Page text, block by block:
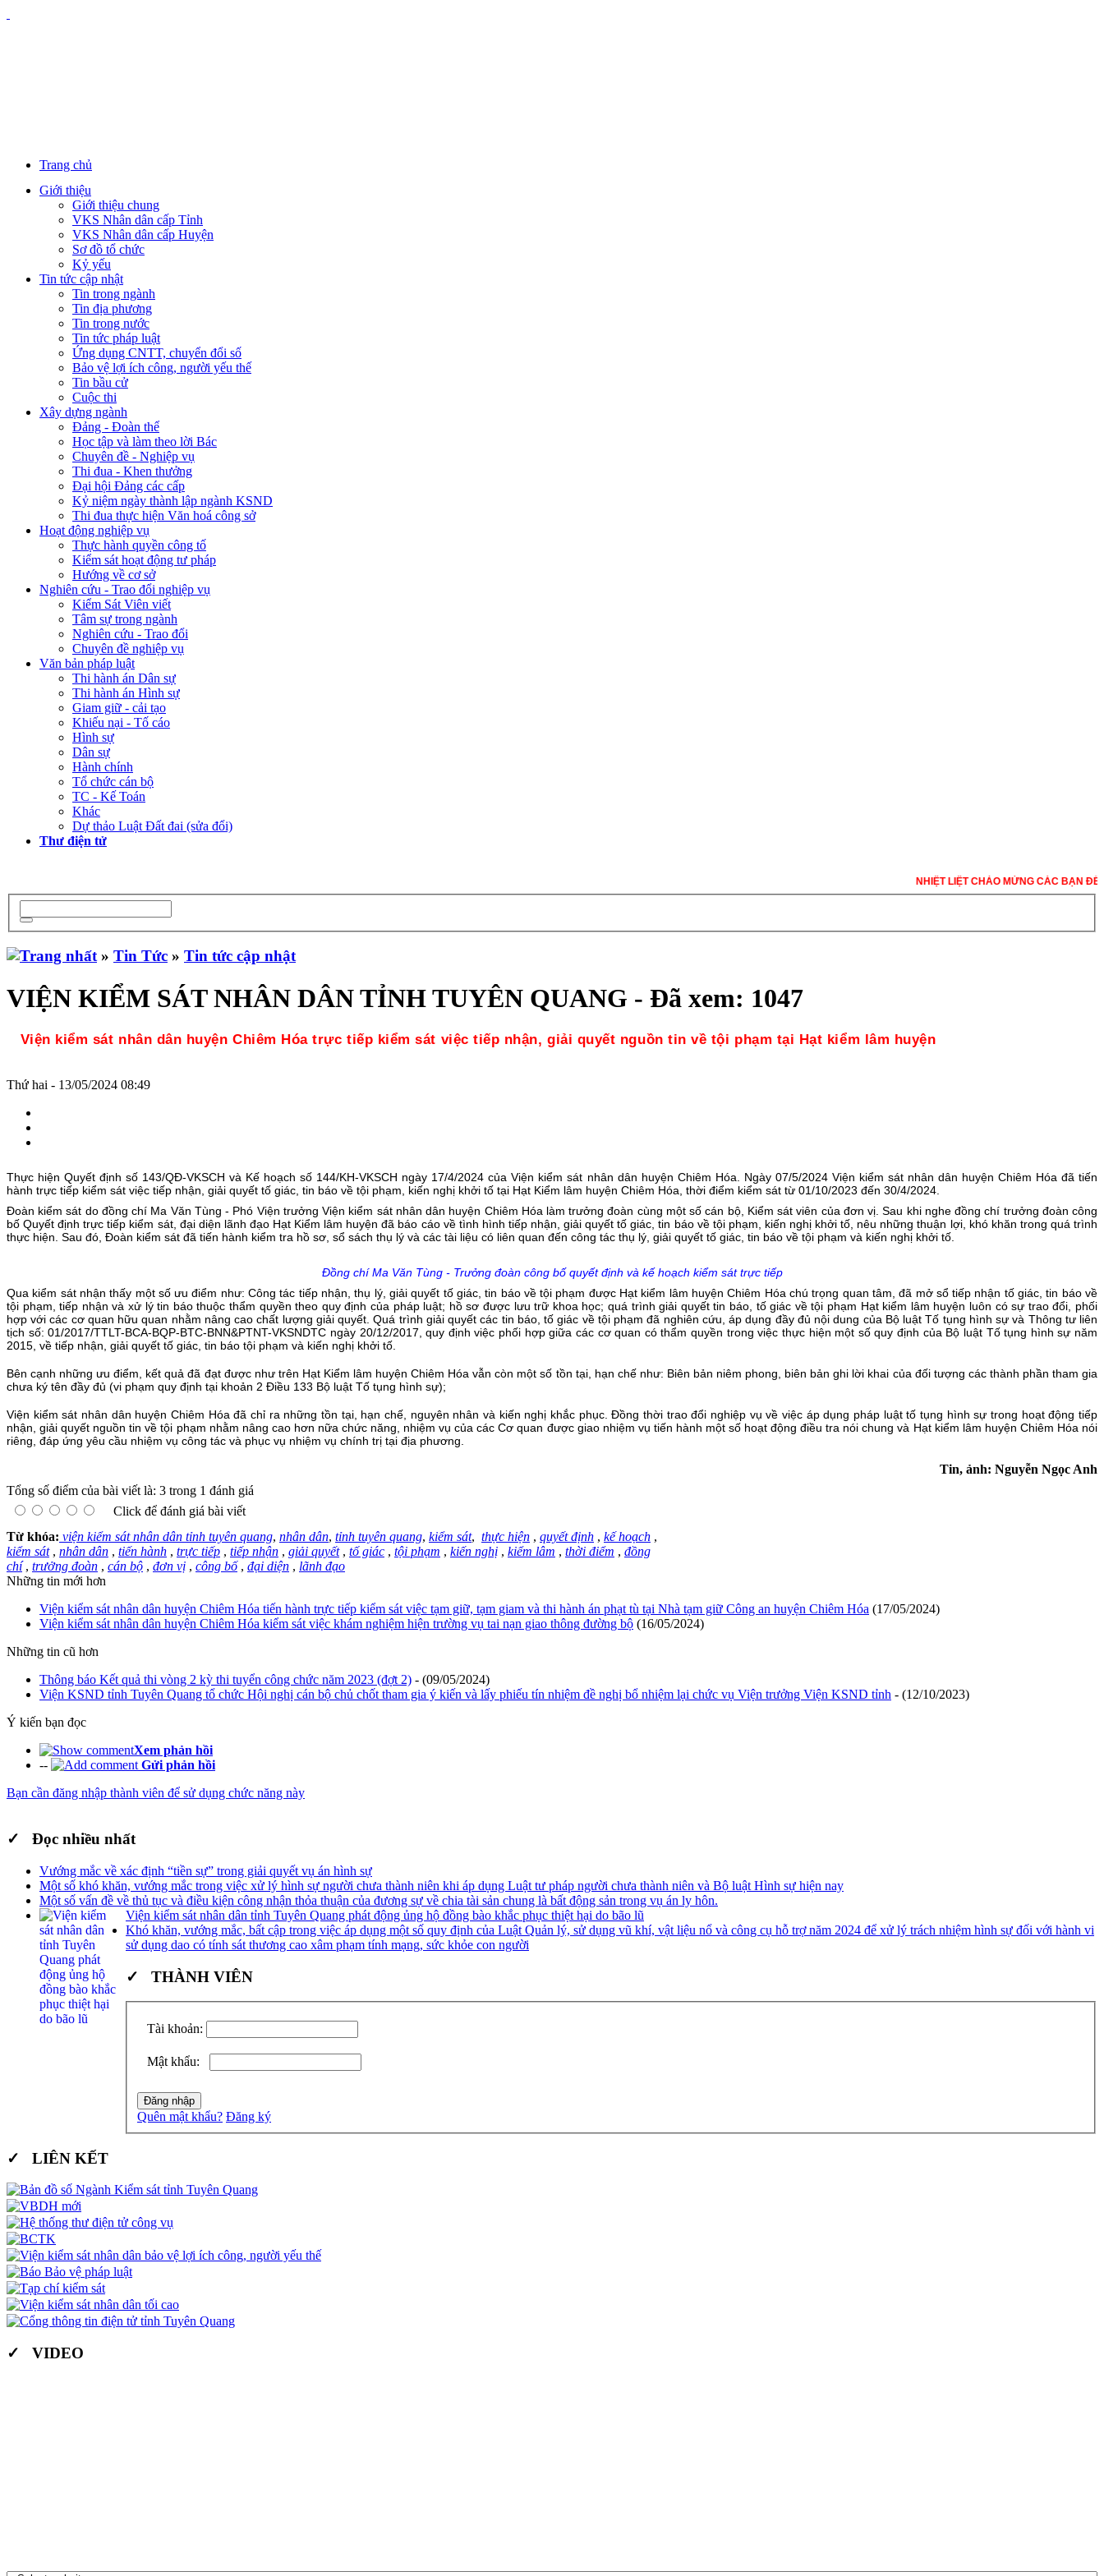
Trang chủ
Giới thiệu
Giới thiệu chung
VKS Nhân dân cấp Tỉnh
VKS Nhân dân cấp Huyện
Sơ đồ tổ chức
Kỷ yếu
Tin tức cập nhật
Tin trong ngành
Tin địa phương
Tin trong nước
Tin tức pháp luật
Ứng dụng CNTT, chuyển đổi số
Bảo vệ lợi ích công, người yếu thế
Tin bầu cử
Cuộc thi
Xây dựng ngành
Đảng - Đoàn thể
Học tập và làm theo lời Bác
Chuyên đề - Nghiệp vụ
Thi đua - Khen thưởng
Đại hội Đảng các cấp
Kỷ niệm ngày thành lập ngành KSND
Thi đua thực hiện Văn hoá công sở
Hoạt động nghiệp vụ
Thực hành quyền công tố
Kiểm sát hoạt động tư pháp
Hướng về cơ sở
Nghiên cứu - Trao đổi nghiệp vụ
Kiểm Sát Viên viết
Tâm sự trong ngành
Nghiên cứu - Trao đổi
Chuyên đề nghiệp vụ
Văn bản pháp luật
Thi hành án Dân sự
Thi hành án Hình sự
Giam giữ - cải tạo
Khiếu nại - Tố cáo
Hình sự
Dân sự
Hành chính
Tổ chức cán bộ
TC - Kế Toán
Khác
Dự thảo Luật Đất đai (sửa đổi)
Thư điện tử
NHIỆT LIỆT CHÀO MỪNG CÁC BẠN ĐẾN
» Tin Tức » Tin tức cập nhật
VIỆN KIỂM SÁT NHÂN DÂN TỈNH TUYÊN QUANG - Đã xem: 1047
Viện kiểm sát nhân dân huyện Chiêm Hóa trực tiếp kiểm sát việc tiếp nhận, giải quyết nguồn tin về tội phạm tại Hạt kiểm lâm huyện
Thứ hai - 13/05/2024 08:49
Thực hiện Quyết định số 143/QĐ-VKSCH và Kế hoạch số 144/KH-VKSCH ngày 17/4/2024 của Viện kiểm sát nhân dân huyện Chiêm Hóa. Ngày 07/5/2024 Viện kiểm sát nhân dân huyện Chiêm Hóa đã tiến
hành trực tiếp kiểm sát việc tiếp nhận, giải quyết tố giác, tin báo về tội phạm, kiến nghị khởi tố tại Hạt Kiểm lâm huyện Chiêm Hóa, thời điểm kiểm sát từ 01/10/2023 đến 30/4/2024.
Đoàn kiểm sát do đồng chí Ma Văn Tùng - Phó Viện trưởng Viện kiểm sát nhân dân huyện Chiêm Hóa làm trưởng đoàn cùng một số cán bộ, Kiểm sát viên của đơn vị. Sau khi nghe đồng chí trưởng đoàn công
bố Quyết định trực tiếp kiểm sát, đại diện lãnh đạo Hạt Kiểm lâm huyện đã báo cáo về tình hình tiếp nhận, giải quyết tố giác, tin báo về tội phạm, kiến nghị khởi tố, nêu những thuận lợi, khó khăn trong quá trình
thực hiện. Sau đó, Đoàn kiểm sát đã tiến hành kiểm tra hồ sơ, sổ sách thụ lý và các tài liệu có liên quan đến công tác thụ lý, giải quyết tố giác, tin báo về tội phạm và kiến nghị khởi tố.
Đồng chí Ma Văn Tùng - Trưởng đoàn công bố quyết định và kế hoạch kiểm sát trực tiếp
Qua kiểm sát nhận thấy một số ưu điểm như: Công tác tiếp nhận, thụ lý, giải quyết tố giác, tin báo về tội phạm được Hạt kiểm lâm huyện Chiêm Hóa chú trọng quan tâm, đã mở sổ tiếp nhận tố giác, tin báo về
tội phạm, tiếp nhận và xử lý tin báo thuộc thẩm quyền theo quy định của pháp luật; hồ sơ được lưu trữ khoa học; quá trình giải quyết tin báo, tố giác về tội phạm Hạt kiểm lâm huyện luôn có sự trao đổi, phối
hợp với các cơ quan hữu quan nhằm nâng cao chất lượng giải quyết. Quá trình giải quyết các tin báo, tố giác về tội phạm đã nghiên cứu, áp dụng đầy đủ nội dung của Bộ luật Tố tụng hình sự và Thông tư liên
tịch số: 01/2017/TTLT-BCA-BQP-BTC-BNN&PTNT-VKSNDTC ngày 20/12/2017, quy định việc phối hợp giữa các cơ quan có thẩm quyền trong việc thực hiện một số quy định của Bộ luật Tố tụng hình sự năm
2015, về tiếp nhận, giải quyết tố giác, tin báo tội phạm và kiến nghị khởi tố.
Bên cạnh những ưu điểm, kết quả đã đạt được như trên Hạt Kiểm lâm huyện Chiêm Hóa vẫn còn một số tồn tại, hạn chế như: Biên bản niêm phong, biên bản ghi lời khai của đối tượng các thành phần tham gia
chưa ký tên đầy đủ (vi phạm quy định tại khoản 2 Điều 133 Bộ luật Tố tụng hình sự);
Viện kiểm sát nhân dân huyện Chiêm Hóa đã chỉ ra những tồn tại, hạn chế, nguyên nhân và kiến nghị khắc phục. Đồng thời trao đổi nghiệp vụ về việc áp dụng pháp luật tố tụng hình sự trong hoạt động tiếp
nhận, giải quyết nguồn tin về tội phạm nhằm nâng cao hơn nữa chức năng, nhiệm vụ của các Cơ quan được giao nhiệm vụ tiến hành một số hoạt động điều tra nói chung và Hạt kiểm lâm huyện Chiêm Hóa nói
riêng, đáp ứng yêu cầu nhiệm vụ công tác và phục vụ nhiệm vụ chính trị tại địa phương.
Tin, ảnh: Nguyễn Ngọc Anh
Tổng số điểm của bài viết là: 3 trong 1 đánh giá
Click để đánh giá bài viết
Từ khóa: viện kiểm sát nhân dân tỉnh tuyên quang, nhân dân, tỉnh tuyên quang, kiểm sát, thực hiện , quyết định , kế hoạch ,
kiểm sát, nhân dân , tiến hành , trực tiếp , tiếp nhận , giải quyết, tố giác , tội phạm , kiến nghị , kiểm lâm , thời điểm , đồng
chí, trưởng đoàn , cán bộ , đơn vị , công bố, đại diện , lãnh đạo
Những tin mới hơn
Viện kiểm sát nhân dân huyện Chiêm Hóa tiến hành trực tiếp kiểm sát việc tạm giữ, tạm giam và thi hành án phạt tù tại Nhà tạm giữ Công an huyện Chiêm Hóa (17/05/2024)
Viện kiểm sát nhân dân huyện Chiêm Hóa kiểm sát việc khám nghiệm hiện trường vụ tai nạn giao thông đường bộ (16/05/2024)
Những tin cũ hơn
Thông báo Kết quả thi vòng 2 kỳ thi tuyển công chức năm 2023 (đợt 2) - (09/05/2024)
Viện KSND tỉnh Tuyên Quang tổ chức Hội nghị cán bộ chủ chốt tham gia ý kiến và lấy phiếu tín nhiệm đề nghị bổ nhiệm lại chức vụ Viện trưởng Viện KSND tỉnh - (12/10/2023)
Ý kiến bạn đọc
Xem phản hồi
--
Gửi phản hồi
Bạn cần đăng nhập thành viên để sử dụng chức năng này
✓ Đọc nhiều nhất
Vướng mắc về xác định “tiền sự” trong giải quyết vụ án hình sự
Một số khó khăn, vướng mắc trong việc xử lý hình sự người chưa thành niên khi áp dụng Luật tư pháp người chưa thành niên và Bộ luật Hình sự hiện nay
Một số vấn đề về thủ tục và điều kiện công nhận thỏa thuận của đương sự về chia tài sản chung là bất động sản trong vụ án ly hôn.
Viện kiểm sát nhân dân tỉnh Tuyên Quang phát động ủng hộ đồng bào khắc phục thiệt hại do bão lũ
Khó khăn, vướng mắc, bất cập trong việc áp dụng một số quy định của Luật Quản lý, sử dụng vũ khí, vật liệu nổ và công cụ hỗ trợ năm 2024 để xử lý trách nhiệm hình sự đối với hành vi
sử dụng dao có tính sát thương cao xâm phạm tính mạng, sức khỏe con người
✓ THÀNH VIÊN
Tài khoản:
Mật khẩu:
Quên mật khẩu? Đăng ký
✓ LIÊN KẾT
✓ VIDEO